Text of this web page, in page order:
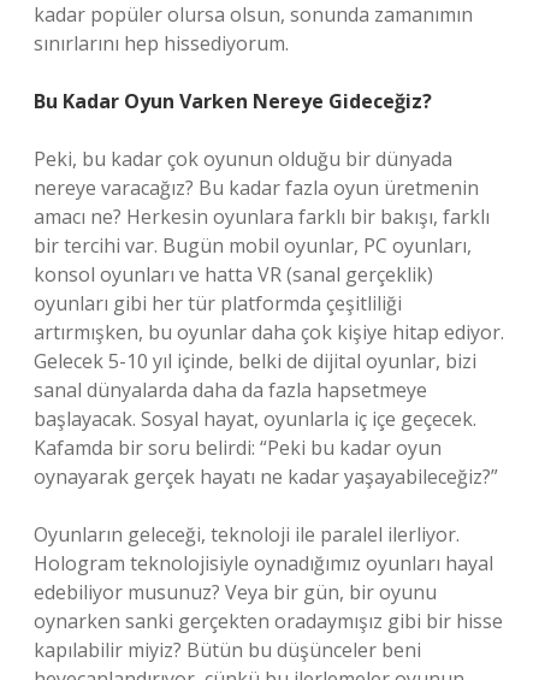
kadar popüler olursa olsun, sonunda zamanımın
sınırlarını hep hissediyorum.
Bu Kadar Oyun Varken Nereye Gideceğiz?
Peki, bu kadar çok oyunun olduğu bir dünyada
nereye varacağız? Bu kadar fazla oyun üretmenin
amacı ne? Herkesin oyunlara farklı bir bakışı, farklı
bir tercihi var. Bugün mobil oyunlar, PC oyunları,
konsol oyunları ve hatta VR (sanal gerçeklik)
oyunları gibi her tür platformda çeşitliliği
artırmışken, bu oyunlar daha çok kişiye hitap ediyor.
Gelecek 5-10 yıl içinde, belki de dijital oyunlar, bizi
sanal dünyalarda daha da fazla hapsetmeye
başlayacak. Sosyal hayat, oyunlarla iç içe geçecek.
Kafamda bir soru belirdi: “Peki bu kadar oyun
oynayarak gerçek hayatı ne kadar yaşayabileceğiz?”
Oyunların geleceği, teknoloji ile paralel ilerliyor.
Hologram teknolojisiyle oynadığımız oyunları hayal
edebiliyor musunuz? Veya bir gün, bir oyunu
oynarken sanki gerçekten oradaymışız gibi bir hisse
kapılabilir miyiz? Bütün bu düşünceler beni